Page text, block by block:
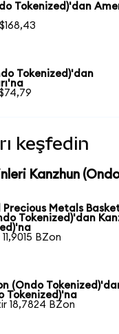
Tokenized)'dan
Tokenized)'dan
keşfedin
Kanzhun
Precious Metals
Tokenized)'dan
BZon
(Ondo
Tokenized)'na
18,7824 BZon